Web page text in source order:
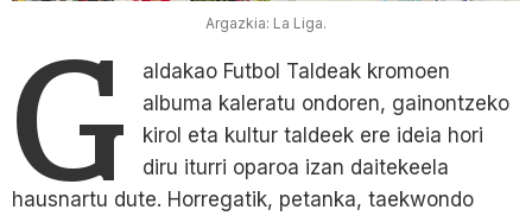
Argazkia: La Liga.
G
aldakao Futbol Taldeak kromoen
albuma kaleratu ondoren, gainontzeko
kirol eta kultur taldeek ere ideia hori
diru iturri oparoa izan daitekeela
hausnartu dute. Horregatik, petanka, taekwondo